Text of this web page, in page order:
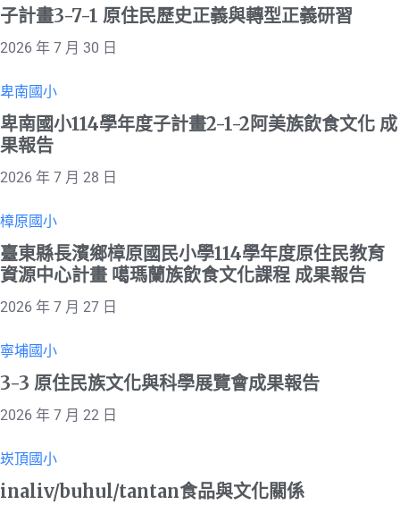
子計畫3-7-1 原住民歷史正義與轉型正義研習
2026 年 7 月 30 日
卑南國小
卑南國小114學年度子計畫2-1-2阿美族飲食文化 成
果報告
2026 年 7 月 28 日
樟原國小
臺東縣長濱鄉樟原國民小學114學年度原住民教育
資源中心計畫 噶瑪蘭族飲食文化課程 成果報告
2026 年 7 月 27 日
寧埔國小
3-3 原住民族文化與科學展覽會成果報告
2026 年 7 月 22 日
崁頂國小
inaliv/buhul/tantan食品與文化關係